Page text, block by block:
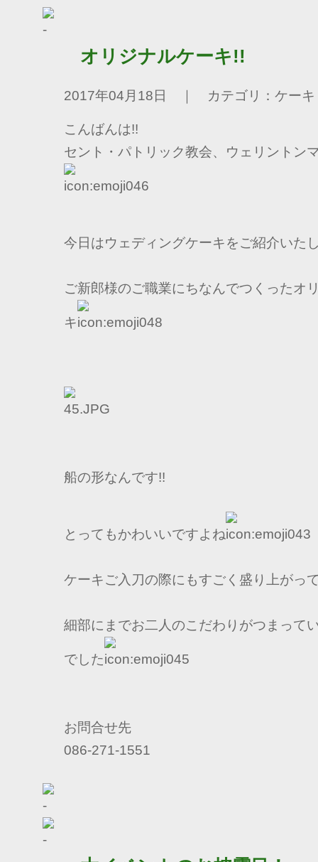
オリジナルケーキ!!
2017年04月18日 ｜ カテゴリ：ケーキ
こんばんは!!
セント・パトリック教会、ウェリントン
今日はウェディングケーキをご紹介いた
ご新郎様のご職業にちなんでつくったオ
キ
船の形なんです!!
とってもかわいいですよね
ケーキご入刀の際にもすごく盛り上がっ
細部にまでお二人のこだわりがつまって
でした
お問合せ先
086-271-1551